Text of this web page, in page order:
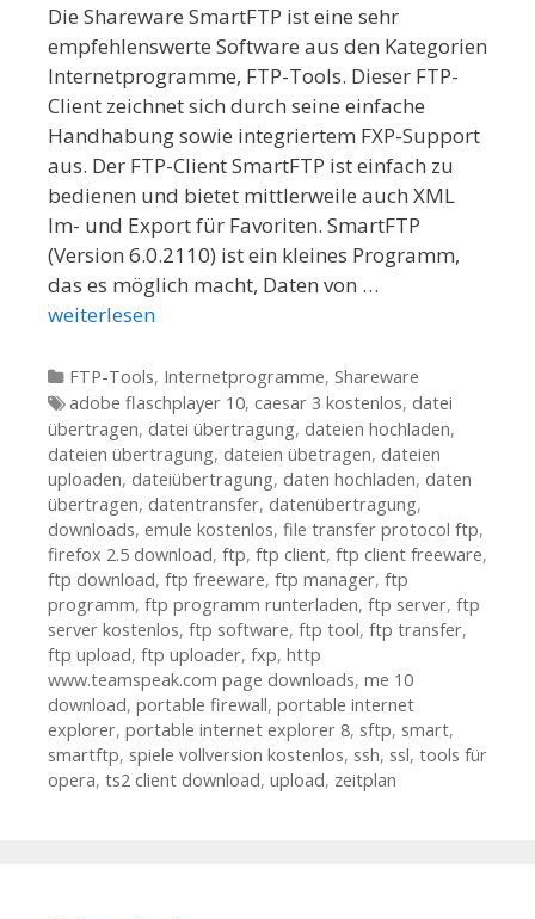
Die Shareware SmartFTP ist eine sehr
empfehlenswerte Software aus den Kategorien
Internetprogramme, FTP-Tools. Dieser FTP-
Client zeichnet sich durch seine einfache
Handhabung sowie integriertem FXP-Support
aus. Der FTP-Client SmartFTP ist einfach zu
bedienen und bietet mittlerweile auch XML
Im- und Export für Favoriten. SmartFTP
(Version 6.0.2110) ist ein kleines Programm,
das es möglich macht, Daten von …
weiterlesen
Kategorien
FTP-Tools, Internetprogramme, Shareware
Tags
adobe flaschplayer 10, caesar 3 kostenlos, datei
übertragen, datei übertragung, dateien hochladen,
dateien übertragung, dateien übetragen, dateien
uploaden, dateiübertragung, daten hochladen, daten
übertragen, datentransfer, datenübertragung,
downloads, emule kostenlos, file transfer protocol ftp,
firefox 2.5 download, ftp, ftp client, ftp client freeware,
ftp download, ftp freeware, ftp manager, ftp
programm, ftp programm runterladen, ftp server, ftp
server kostenlos, ftp software, ftp tool, ftp transfer,
ftp upload, ftp uploader, fxp, http
www.teamspeak.com page downloads, me 10
download, portable firewall, portable internet
explorer, portable internet explorer 8, sftp, smart,
smartftp, spiele vollversion kostenlos, ssh, ssl, tools für
opera, ts2 client download, upload, zeitplan